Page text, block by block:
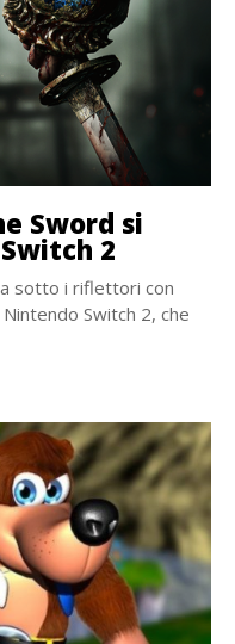
Sword si
2
sotto i riflettori con
Switch 2, che